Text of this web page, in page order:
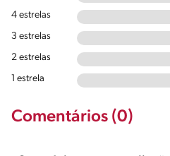
4 estrelas
3 estrelas
2 estrelas
1 estrela
Comentários (0)